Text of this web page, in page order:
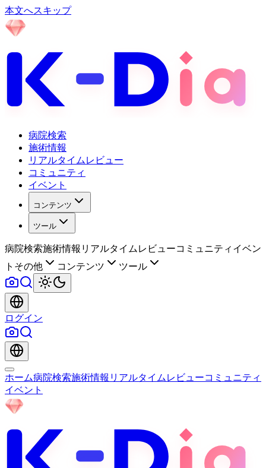
本文へスキップ
病院検索
施術情報
リアルタイムレビュー
コミュニティ
イベント
コンテンツ
ツール
病院検索施術情報 リアルタイムレビューコミュニティ イベン
ト その他 コンテンツ ツール
ログイン
ホーム病院検索施術情報 リアルタイムレビューコミュニティ
イベント